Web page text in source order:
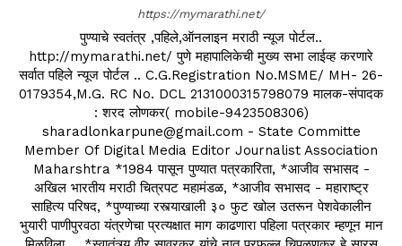
https://mymarathi.net/
पुण्याचे स्वतंत्र ,पहिले,ऑनलाइन मराठी न्यूज पोर्टल..
http://mymarathi.net/ पुणे महापालिकेची मुख्य सभा लाईव्ह करणारे
सर्वात पहिले न्यूज पोर्टल .. C.G.Registration No.MSME/ MH- 26-
0179354,M.G. RC No. DCL 2131000315798079 मालक-संपादक
: शरद लोणकर( mobile-9423508306)
sharadlonkarpune@gmail.com - State Committe
Member Of Digital Media Editor Journalist Association
Maharshtra *1984 पासून पुण्यात पत्रकारिता, *आजीव सभासद -
अखिल भारतीय मराठी चित्रपट महामंडळ, *आजीव सभासद - महाराष्ट्र
साहित्य परिषद, *पुण्याच्या रस्त्याखाली ३० फुट खोल उतरून पेशवेकालीन
भुयारी पाणीपुरवठा यंत्रणेचा प्रत्यक्षात माग काढणारा पहिला पत्रकार म्हणून मान